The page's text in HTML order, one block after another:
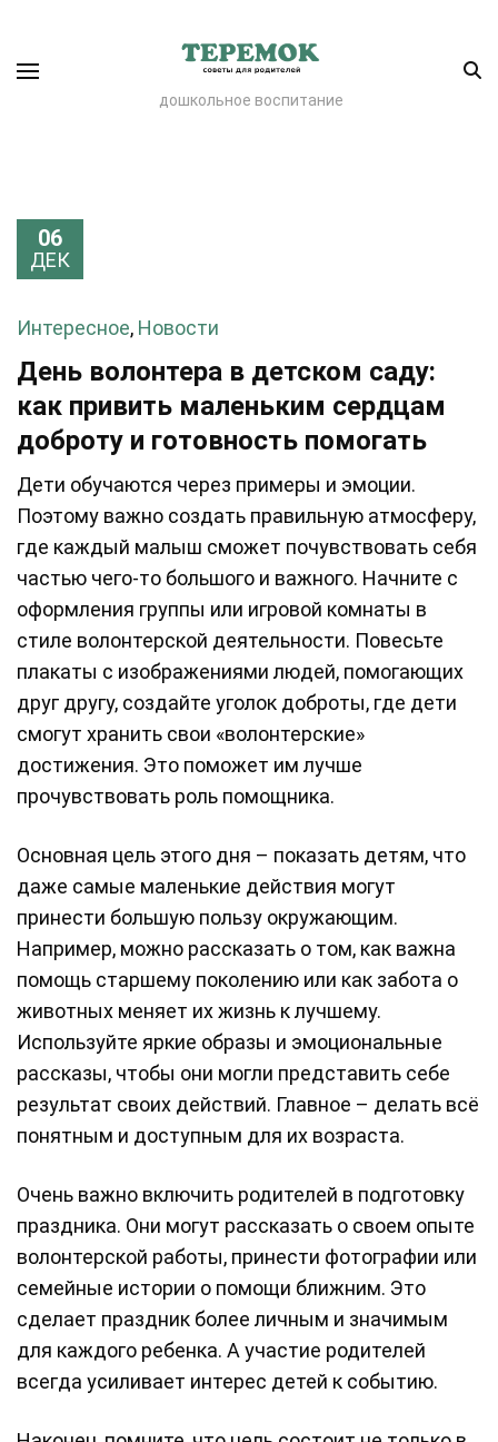
дошкольное воспитание
06
ДЕК
Интересное, Новости
День волонтера в детском саду:
как привить маленьким сердцам
доброту и готовность помогать
Дети обучаются через примеры и эмоции.
Поэтому важно создать правильную атмосферу,
где каждый малыш сможет почувствовать себя
частью чего-то большого и важного. Начните с
оформления группы или игровой комнаты в
стиле волонтерской деятельности. Повесьте
плакаты с изображениями людей, помогающих
друг другу, создайте уголок доброты, где дети
смогут хранить свои «волонтерские»
достижения. Это поможет им лучше
прочувствовать роль помощника.
Основная цель этого дня – показать детям, что
даже самые маленькие действия могут
принести большую пользу окружающим.
Например, можно рассказать о том, как важна
помощь старшему поколению или как забота о
животных меняет их жизнь к лучшему.
Используйте яркие образы и эмоциональные
рассказы, чтобы они могли представить себе
результат своих действий. Главное – делать всё
понятным и доступным для их возраста.
Очень важно включить родителей в подготовку
праздника. Они могут рассказать о своем опыте
волонтерской работы, принести фотографии или
семейные истории о помощи ближним. Это
сделает праздник более личным и значимым
для каждого ребенка. А участие родителей
всегда усиливает интерес детей к событию.